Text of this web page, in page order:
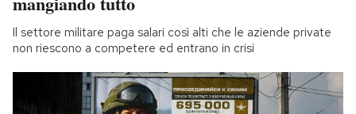
Il settore militare paga salari così alti che le aziende private
non riescono a competere ed entrano in crisi